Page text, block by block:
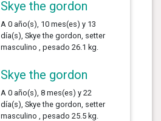
Skye the gordon
A 0 año(s), 10 mes(es) y 13
día(s), Skye the gordon, setter
masculino , pesado 26.1 kg.
Skye the gordon
A 0 año(s), 8 mes(es) y 22
día(s), Skye the gordon, setter
masculino , pesado 25.5 kg.